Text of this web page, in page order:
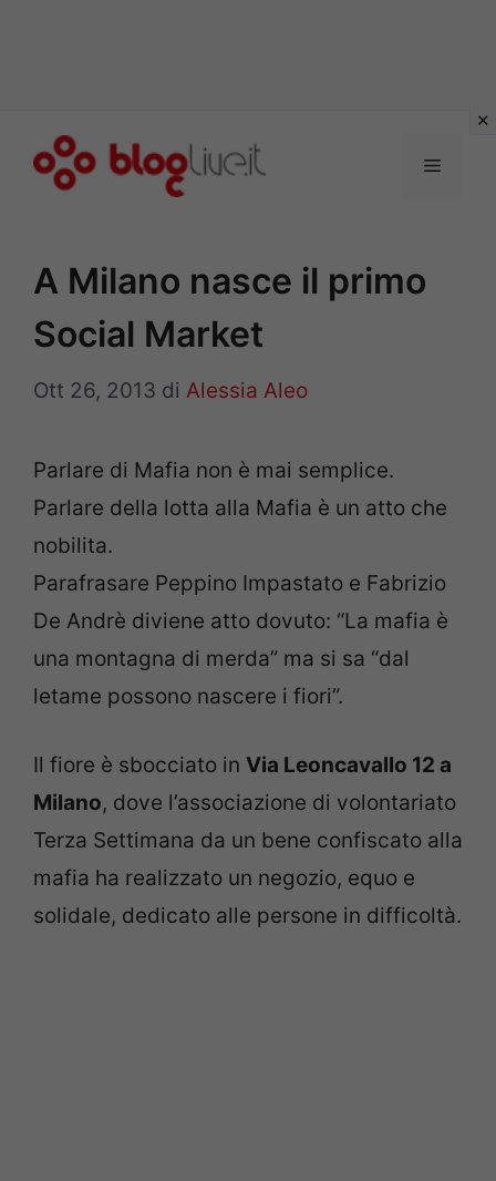
Menu
A Milano nasce il primo
Social Market
Ott 26, 2013 di Alessia Aleo
Parlare di Mafia non è mai semplice.
Parlare della lotta alla Mafia è un atto che
nobilita.
Parafrasare Peppino Impastato e Fabrizio
De Andrè diviene atto dovuto: “La mafia è
una montagna di merda” ma si sa “dal
letame possono nascere i fiori”.
Il fiore è sbocciato in Via Leoncavallo 12 a
Milano, dove l’associazione di volontariato
Terza Settimana da un bene confiscato alla
mafia ha realizzato un negozio, equo e
solidale, dedicato alle persone in difficoltà.